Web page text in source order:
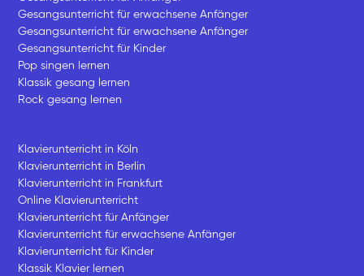
Gesangsunterricht für erwachsene Anfänger
Gesangsunterricht für erwachsene Anfänger
Gesangsunterricht für Kinder
Pop singen lernen
Klassik gesang lernen
Rock gesang lernen
Klavierunterricht in Köln
Klavierunterricht in Berlin
Klavierunterricht in Frankfurt
Online Klavierunterricht
Klavierunterricht für Anfänger
Klavierunterricht für erwachsene Anfänger
Klavierunterricht für Kinder
Klassik Klavier lernen